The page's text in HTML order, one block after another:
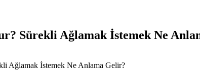
Sürekli Ağlamak İstemek Ne
Ağlamak İstemek Ne Anlama Gelir?